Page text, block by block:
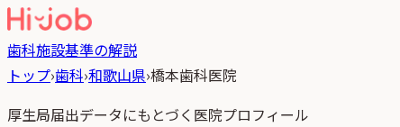
歯科施設基準の解説
トップ›歯科›和歌山県›橋本歯科医院
厚生局届出データにもとづく医院プロフィール